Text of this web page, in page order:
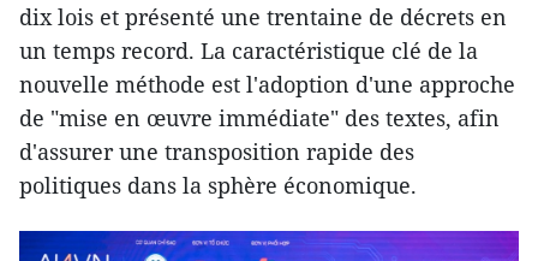
dix lois et présenté une trentaine de décrets en
un temps record. La caractéristique clé de la
nouvelle méthode est l'adoption d'une approche
de "mise en œuvre immédiate" des textes, afin
d'assurer une transposition rapide des
politiques dans la sphère économique.